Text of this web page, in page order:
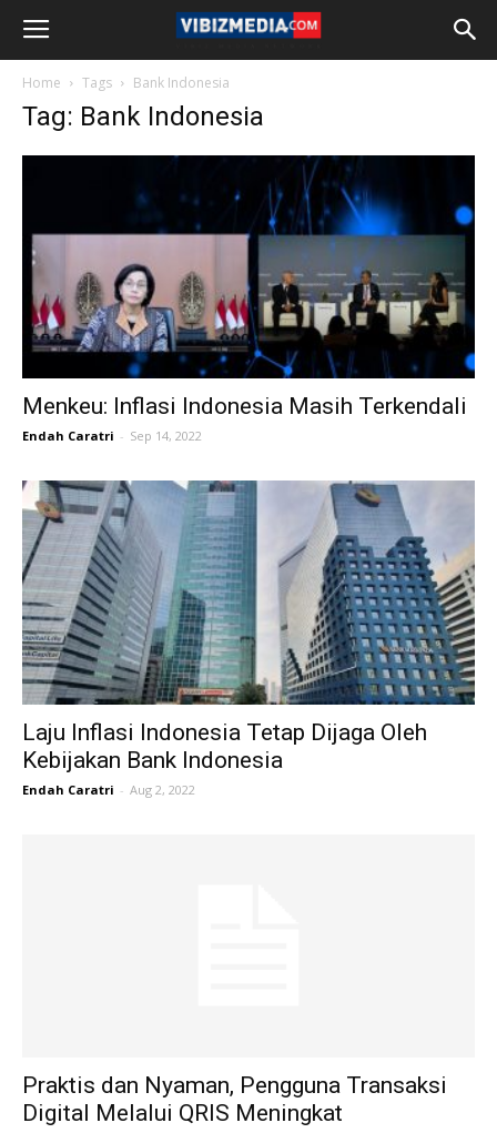
Home Tags Bank Indonesia
Tag: Bank Indonesia
Menkeu: Inflasi Indonesia Masih Terkendali
Endah Caratri - Sep 14, 2022
Laju Inflasi Indonesia Tetap Dijaga Oleh
Kebijakan Bank Indonesia
Endah Caratri - Aug 2, 2022
Praktis dan Nyaman, Pengguna Transaksi
Digital Melalui QRIS Meningkat